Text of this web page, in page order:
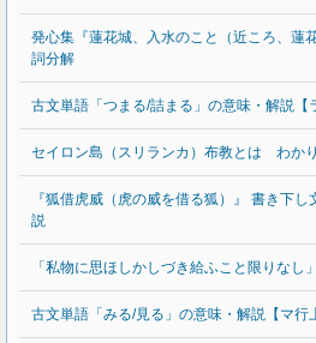
発心集『蓮花城、入水のこと（近ころ、蓮
詞分解
古文単語「つまる/詰まる」の意味・解説【
セイロン島（スリランカ）布教とは わか
『狐借虎威（虎の威を借る狐）』 書き下
説
「私物に思ほしかしづき給ふこと限りなし
古文単語「みる/見る」の意味・解説【マ行